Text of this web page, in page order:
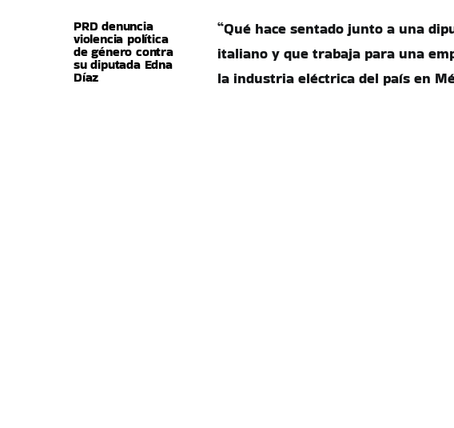
PRD denuncia
violencia política
de género contra
su diputada Edna
Díaz
“Qué hace sentado junto a una
italiano y que trabaja para una
la industria eléctrica del país en